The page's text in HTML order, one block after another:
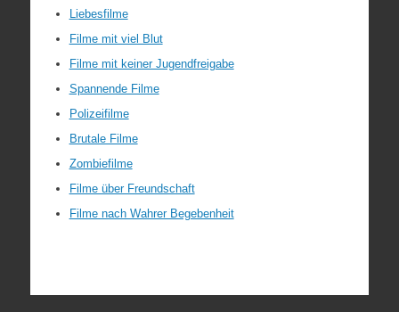
Liebesfilme
Filme mit viel Blut
Filme mit keiner Jugendfreigabe
Spannende Filme
Polizeifilme
Brutale Filme
Zombiefilme
Filme über Freundschaft
Filme nach Wahrer Begebenheit